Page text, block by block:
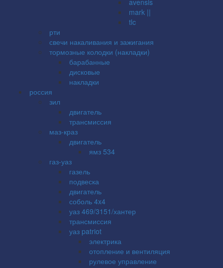
mark ||
tlc
рти
свечи накаливания и зажигания
тормозные колодки (накладки)
барабанные
дисковые
накладки
россия
зил
двигатель
трансмиссия
маз-краз
двигатель
ямз 534
газ-уаз
газель
подвеска
двигатель
соболь 4x4
уаз 469/3151/хантер
трансмиссия
уаз patriot
электрика
отопление и вентиляция
рулевое управление